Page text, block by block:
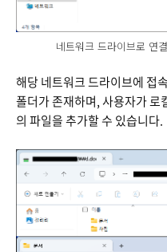
네트워크 드라이브로 연
해당 네트워크 드라이브에 접
폴더가 존재하며, 사용자가 로
의 파일을 추가할 수 있습니다.